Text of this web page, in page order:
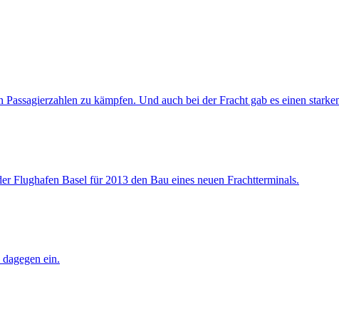
zu kämpfen. Und auch bei der Fracht gab es einen
Flughafen Basel für 2013 den Bau eines neuen Frachtterminals.
ein.